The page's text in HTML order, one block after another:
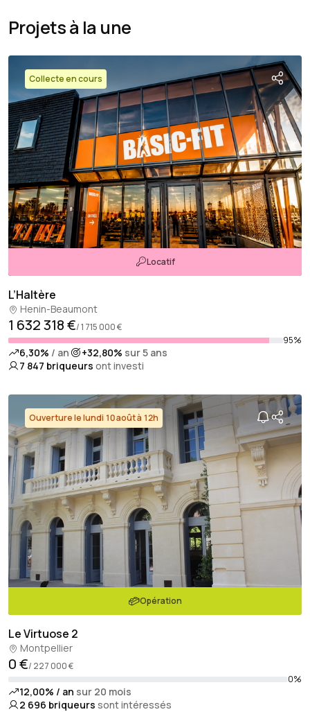
Projets à la une
Collecte en cours
Locatif
L’Haltère
Henin-Beaumont
1 632 318 €/ 1 715 000 €
95%
6,30% / an +32,80% sur 5 ans
7 847 briqueurs ont investi
Ouverture le lundi 10 août à 12h
Opération
Le Virtuose 2
Montpellier
0 €/ 227 000 €
0%
12,00% / an sur 20 mois
2 696 briqueurs sont intéressés